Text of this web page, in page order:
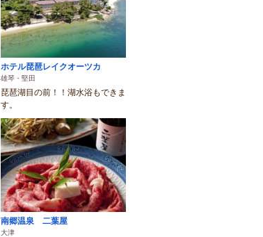
ホテル琵琶レイクオーツカ
雄琴・堅田
琵琶湖目の前！！湖水浴もできま
す。
南郷温泉 二葉屋
大津